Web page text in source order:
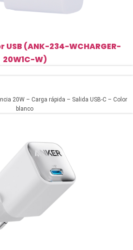
(ANK-234-WCHARGER-
20W1C-W)
20W – Carga rápida – Salida USB-C – Color
blanco